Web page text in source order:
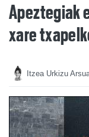
Apeztegiak
xare
Itzea Urkizu